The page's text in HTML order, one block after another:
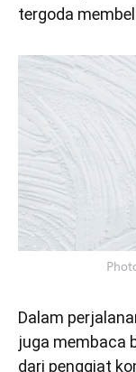
tergoda
Dalam
juga membaca
dari penggiat